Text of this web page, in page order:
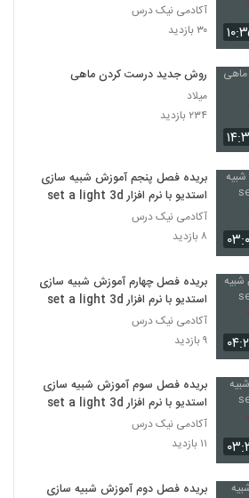
آکادمی نیک درس
۳۰ بازدید
روش جدید درست کردن ماهی
میلاد
۲۳۴ بازدید
بریده فصل پنجم آموزش شبیه سازی
استدیو با نرم افزار set a light 3d
آکادمی نیک درس
۸ بازدید
بریده فصل چهارم آموزش شبیه سازی
استدیو با نرم افزار set a light 3d
آکادمی نیک درس
۹ بازدید
بریده فصل سوم آموزش شبیه سازی
استدیو با نرم افزار set a light 3d
آکادمی نیک درس
۱۱ بازدید
بریده فصل دوم آموزش شبیه سازی